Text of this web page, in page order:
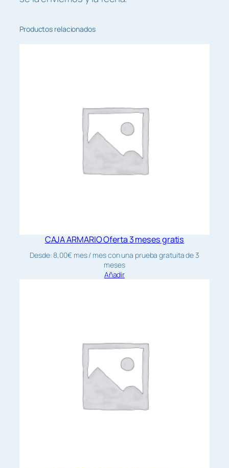
Productos relacionados
CAJA ARMARIO Oferta 3 meses gratis
Desde: 8,00€ mes/ mes con una prueba gratuita de 3
meses
Añadir